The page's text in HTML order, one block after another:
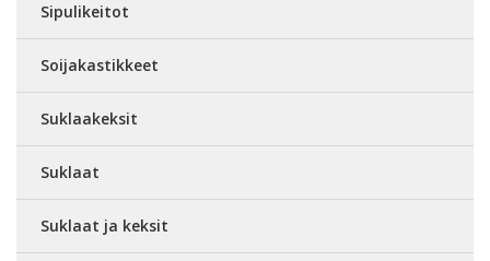
Sipulikeitot
Soijakastikkeet
Suklaakeksit
Suklaat
Suklaat ja keksit